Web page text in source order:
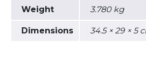
Weight 3.780 kg
Dimensions 34.5 × 29 × 5